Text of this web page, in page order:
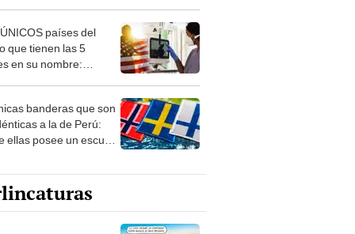
países del
que tienen las 5
en su nombre:
banderas que son
a la de Perú:
ellas posee un escudo